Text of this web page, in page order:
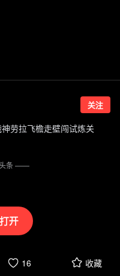
开
关注
劳拉飞檐走壁闯试炼关
16 收藏
条——